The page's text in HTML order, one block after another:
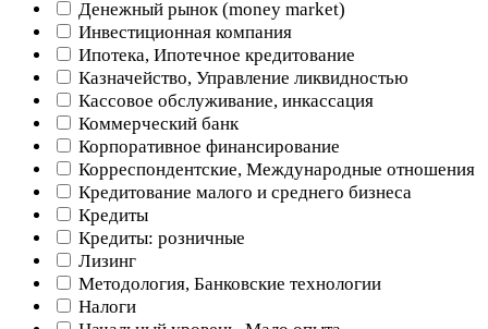
Денежный рынок (money market)
Инвестиционная компания
Ипотека, Ипотечное кредитование
Казначейство, Управление ликвидностью
Кассовое обслуживание, инкассация
Коммерческий банк
Корпоративное финансирование
Корреспондентские, Международные отношения
Кредитование малого и среднего бизнеса
Кредиты
Кредиты: розничные
Лизинг
Методология, Банковские технологии
Налоги